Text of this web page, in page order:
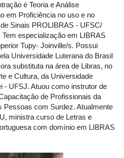
é Teoria e Análise
em Proficiência no uso e no
Sinais PROLIBRAS - UFSC/
Tem especialização em LIBRAS
Tupy- Joinville/s. Possui
Universidade Luterana do Brasil
substituta na área de Libras, no
e Cultura, da Universidade
- UFSJ. Atuou como instrutor de
de Profissionais da
Pessoas com Surdez. Atualmente
ministra curso de Letras e
com domínio em LIBRAS